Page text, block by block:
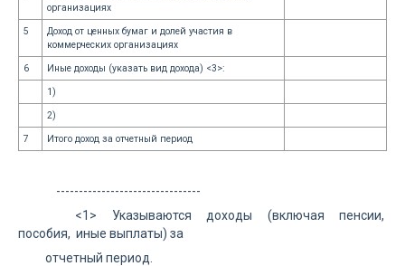
организациях
5
Доход от ценных бумаг и долей участия в
коммерческих организациях
6
Иные доходы (указать вид дохода) <3>:
1)
2)
7
Итого доход за отчетный период
--------------------------------
<1> Указываются доходы (включая пенсии,
пособия, иные выплаты) за
отчетный период.